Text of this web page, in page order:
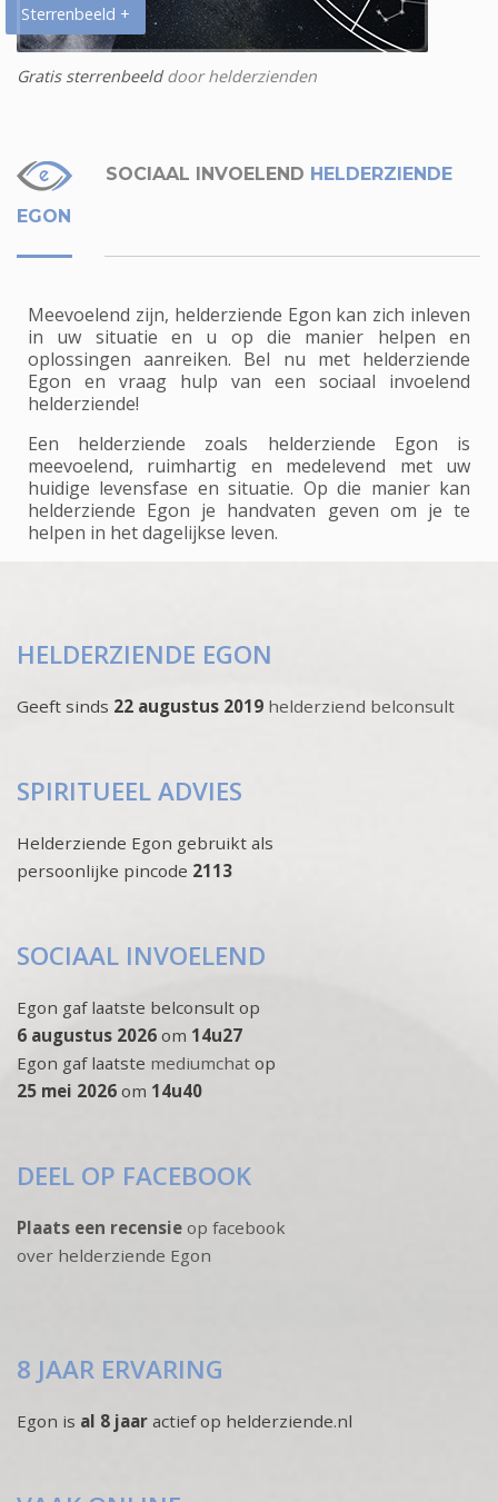
Sterrenbeeld +
Gratis sterrenbeelddoor helderzienden
SOCIAAL INVOELEND HELDERZIENDE
EGON
Meevoelend zijn, helderziende Egon kan zich inleven
in uw situatie en u op die manier helpen en
oplossingen aanreiken. Bel nu met helderziende
Egon en vraag hulp van een sociaal invoelend
helderziende!
Een helderziende zoals helderziende Egon is
meevoelend, ruimhartig en medelevend met uw
huidige levensfase en situatie. Op die manier kan
helderziende Egon je handvaten geven om je te
helpen in het dagelijkse leven.
HELDERZIENDE EGON
Geeft sinds 22 augustus 2019 helderziend belconsult
SPIRITUEEL ADVIES
Helderziende Egon gebruikt als
persoonlijke pincode 2113
SOCIAAL INVOELEND
Egon gaf laatste belconsult op
6 augustus 2026 om 14u27
Egon gaf laatste mediumchat op
25 mei 2026 om 14u40
DEEL OP FACEBOOK
Plaats een recensie op facebook
over helderziende Egon
8 JAAR ERVARING
Egon is al 8 jaar actief op helderziende.nl